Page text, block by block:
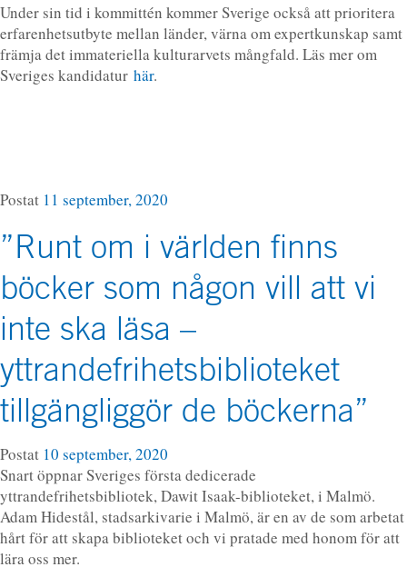
Under sin tid i kommittén kommer Sverige också att prioritera
erfarenhetsutbyte mellan länder, värna om expertkunskap samt
främja det immateriella kulturarvets mångfald. Läs mer om
Sveriges kandidatur här.
Postat 11 september, 2020
”Runt om i världen finns
böcker som någon vill att vi
inte ska läsa –
yttrandefrihetsbiblioteket
tillgängliggör de böckerna”
Postat 10 september, 2020
Snart öppnar Sveriges första dedicerade
yttrandefrihetsbibliotek, Dawit Isaak-biblioteket, i Malmö.
Adam Hidestål, stadsarkivarie i Malmö, är en av de som arbetat
hårt för att skapa biblioteket och vi pratade med honom för att
lära oss mer.